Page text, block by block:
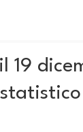
19